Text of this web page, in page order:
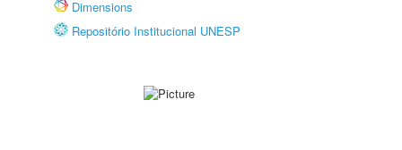
Dimensions
Repositório Institucional UNESP